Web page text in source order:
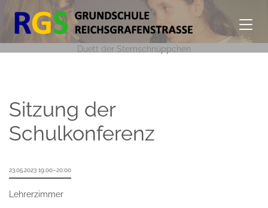
Duett der Sternschnüppchen
Sitzung der
Schulkonferenz
23.05.2023 19:00–20:00
Lehrerzimmer